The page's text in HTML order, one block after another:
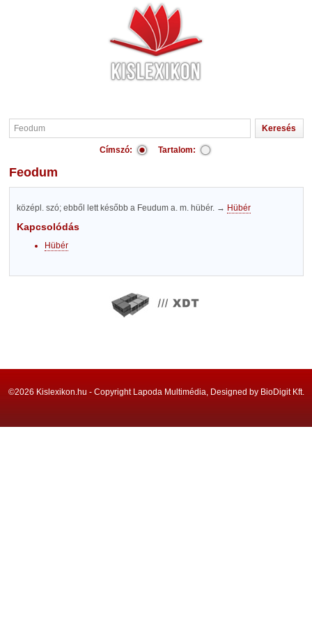
Címszó: Tartalom:
Feodum
középl. szó; ebből lett később a Feudum a. m. hübér. → Hübér
Kapcsolódás
Hübér
©2026 Kislexikon.hu - Copyright Lapoda Multimédia, Designed by BioDigit Kft.